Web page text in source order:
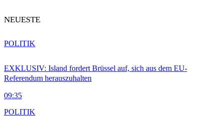
NEUESTE
EXKLUSIV: Island fordert Brüssel auf, sich aus dem EU-
Referendum herauszuhalten
09:35
POLITIK
POLITIK